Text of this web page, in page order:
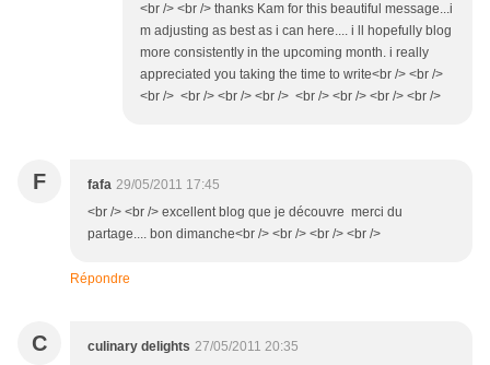
<br /> <br /> thanks Kam for this beautiful message...i
m adjusting as best as i can here.... i ll hopefully blog
more consistently in the upcoming month. i really
appreciated you taking the time to write<br /> <br />
<br /> <br /> <br /> <br /> <br /> <br /> <br /> <br />
F fafa 29/05/2011 17:45
<br /> <br /> excellent blog que je découvre merci du
partage.... bon dimanche<br /> <br /> <br /> <br />
Répondre
C culinary delights 27/05/2011 20:35